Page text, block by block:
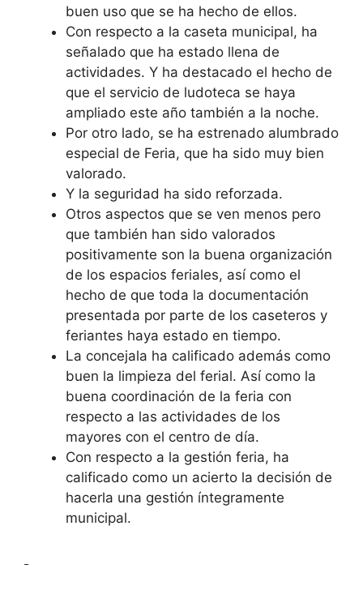
buen uso que se ha hecho de ellos.
Con respecto a la caseta municipal, ha
señalado que ha estado llena de
actividades. Y ha destacado el hecho de
que el servicio de ludoteca se haya
ampliado este año también a la noche.
Por otro lado, se ha estrenado alumbrado
especial de Feria, que ha sido muy bien
valorado.
Y la seguridad ha sido reforzada.
Otros aspectos que se ven menos pero
que también han sido valorados
positivamente son la buena organización
de los espacios feriales, así como el
hecho de que toda la documentación
presentada por parte de los caseteros y
feriantes haya estado en tiempo.
La concejala ha calificado además como
buen la limpieza del ferial. Así como la
buena coordinación de la feria con
respecto a las actividades de los
mayores con el centro de día.
Con respecto a la gestión feria, ha
calificado como un acierto la decisión de
hacerla una gestión íntegramente
municipal.